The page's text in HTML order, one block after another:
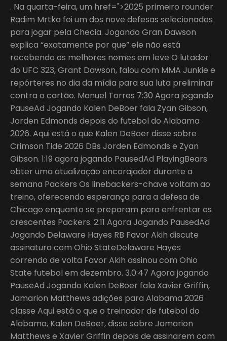
. Na quarta-feira, um href=">2025 primeiro rounder
Radim Mrtka foi um dos nove defesas selecionados
para jogar pela Checia. Jogando Gran Dawson
explica “exatamente por que” ele não está
recebendo os melhores nomes em leve O lutador
do UFC 323, Grant Dawson, falou com MMA Junkie e
repórteres no dia da mídia para sua luta preliminar
contra o cartão. Manuel Torres 7:30 Agora jogando
PauseAd Jogando Kalen DeBoer fala Zyan Gibson,
Jorden Edmonds depois do futebol do Alabama
2026. Aqui está o que Kalen DeBoer disse sobre
Crimson Tide 2026 DBs Jorden Edmonds e Zyan
Gibson. 1:19 agora jogando PausedAd PlayingBears
obter uma atualização encorajador durante a
semana Packers Os linebackers-chave voltam ao
treino, oferecendo esperança para a defesa de
Chicago enquanto se preparam para enfrentar os
crescentes Packers. 2:11 Agora Jogando PausedAd
Jogando Delaware Hayes RB Favor Akih discute
assinatura com Ohio StateDelaware Hayes
correndo de volta Favor Akih assinou com Ohio
State futebol em dezembro. 3.0:47 Agora jogando
PauseAd Jogando Kalen DeBoer fala Xavier Griffin,
Jamarion Matthews adições para Alabama 2026
classe Aqui está o que o treinador de futebol do
Alabama, Kalen DeBoer, disse sobre Jamarion
Matthews e Xavier Griffin depois de assinarem com